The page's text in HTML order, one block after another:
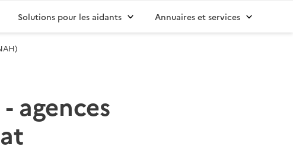
Solutions pour les aidants Annuaires et services
agences